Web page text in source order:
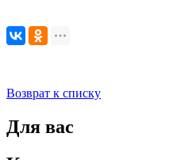
Возврат к списку
Для вас